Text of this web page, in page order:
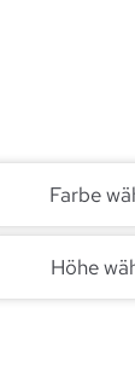
Farbe
Höhe